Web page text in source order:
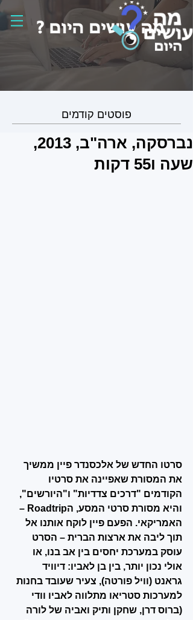
פוסטים קודמים
נברסקה, ארה"ב, 2013,
שעה ו55 דקות
סרטו החדש של אלכסנדר פיין ממשיך
את המסורת שאפיינה את סרטיו
הקודמים "דרכים צדדיות" ו"היורשים",
והיא מסורת סרטי המסע, הRoadtrip –
האמריקאי. הפעם פיין לוקח אותנו אל
תוך ליבה את ארצות הברית – הסרט
עוסק במערכת יחסים בין אב בנו, או
אולי נכון יותר, בין בן לאביו: דיוויד
גראנט (וויל פורטה), צעיר שעובד בחנות
למערכות סטריאו מתלווה לאביו וודי
(ברוס דרן, שחקן ותיק ואביה של לורה